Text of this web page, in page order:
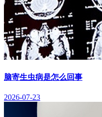
脑寄生虫病是怎么回事
2026-07-23